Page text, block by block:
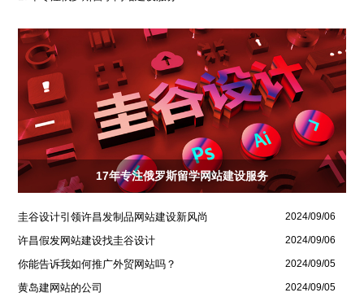
17年专注俄罗斯留学网站建设服务
圭谷设计引领许昌发制品网站建设新风尚 2024/09/06
许昌假发网站建设找圭谷设计 2024/09/06
你能告诉我如何推广外贸网站吗？ 2024/09/05
黄岛建网站的公司 2024/09/05